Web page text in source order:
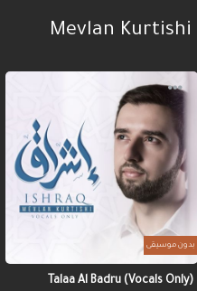
بدون موسيقى
Talaa Al Badru (Vocals Only)